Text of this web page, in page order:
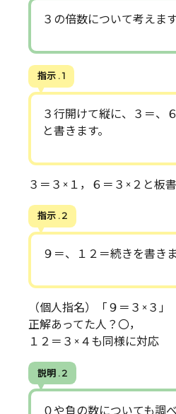
３の倍数について考えます
指示 . 1
３行開けて縦に、３＝、
と書きます。
３＝３×１，６＝３×２と板
指示 . 2
９＝、１２＝続きを書きま
（個人指名）「９＝３×３」
正解あってた人？〇，
１２＝３×４も同様に対応
説明 . 2
０や負の数についても調べ